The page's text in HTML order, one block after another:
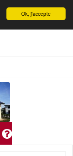
English Ok, j'accepte